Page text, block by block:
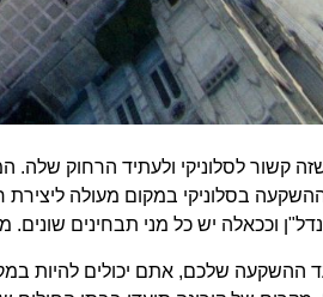
קשור לסלוניקי ולעתיד הרחוק
בסלוניקי במקום מעולה
וככאלה יש כל מני תבחינים
ההשקעה שלכם, אתם יכולים להיות